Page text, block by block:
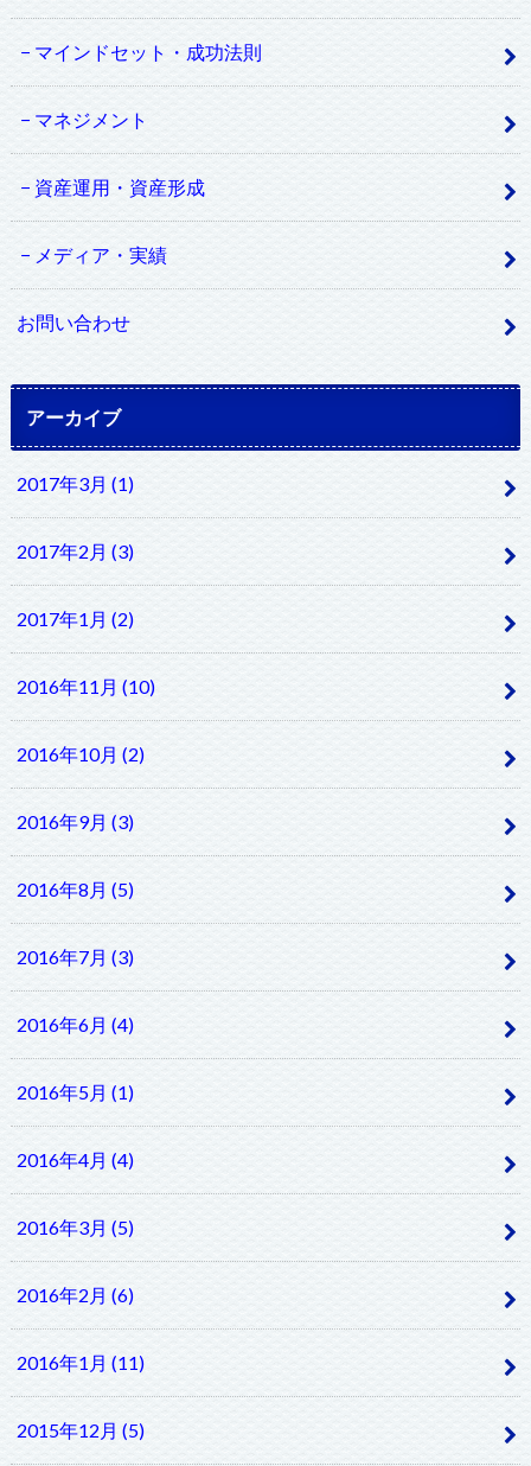
マインドセット・成功法則
マネジメント
資産運用・資産形成
メディア・実績
お問い合わせ
アーカイブ
2017年3月 (1)
2017年2月 (3)
2017年1月 (2)
2016年11月 (10)
2016年10月 (2)
2016年9月 (3)
2016年8月 (5)
2016年7月 (3)
2016年6月 (4)
2016年5月 (1)
2016年4月 (4)
2016年3月 (5)
2016年2月 (6)
2016年1月 (11)
2015年12月 (5)